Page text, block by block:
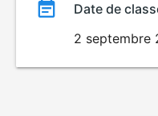
Date de
2 septembre